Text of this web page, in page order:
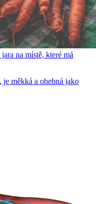
na místě, které má
měkká a ohebná jako